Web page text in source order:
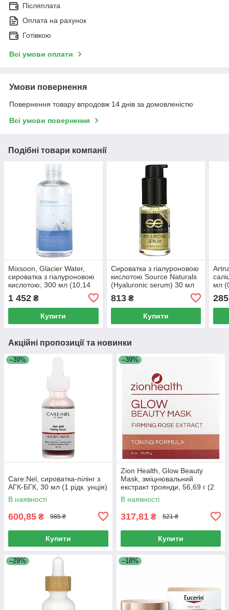
Післяплата
Оплата на рахунок
Готівкою
Всі умови оплати
Умови повернення
Повернення товару впродовж 14 днів за домовленістю
Всі умови повернення
Подібні товари компанії
Mixsoon, Glacier Water,
сироватка з гіалуроновою
кислотою, 300 мл (10,14
1 452 ₴
Купити
Сироватка з гіалуроновою
кислотою Source Naturals
(Hyaluronic serum) 30 мл
813₴
Купити
мл
285
Акційні пропозиції та новинки
–39%
Care:Nel, сироватка-пілінг з
АГК-БГК, 30 мл (1 рідк. унція)
В наявності
600,85 ₴ 985 ₴
Купити
–39%
Zion Health, Glow Beauty
Mask, зміцнювальний
екстракт троянди, 56,69 г (2
унції)
В наявності
317,81 ₴ 521 ₴
Купити
–29% –18%